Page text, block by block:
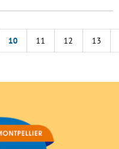
10 11 12 13